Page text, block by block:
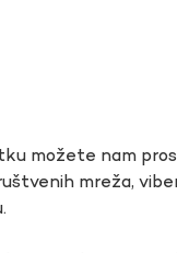
možete nam
mreža,